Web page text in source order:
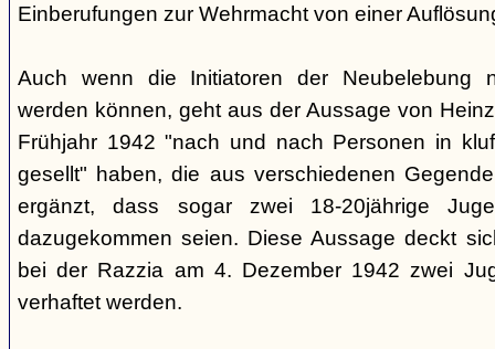
Einberufungen zur Wehrmacht von einer
Auch wenn die Initiatoren der Neubelebung
werden können, geht aus der Aussage von
Frühjahr 1942 "nach und nach Personen in
gesellt" haben, die aus verschiedenen
ergänzt, dass sogar zwei 18-20jährige
dazugekommen seien. Diese Aussage deckt
bei der Razzia am 4. Dezember 1942 zwei
verhaftet werden.